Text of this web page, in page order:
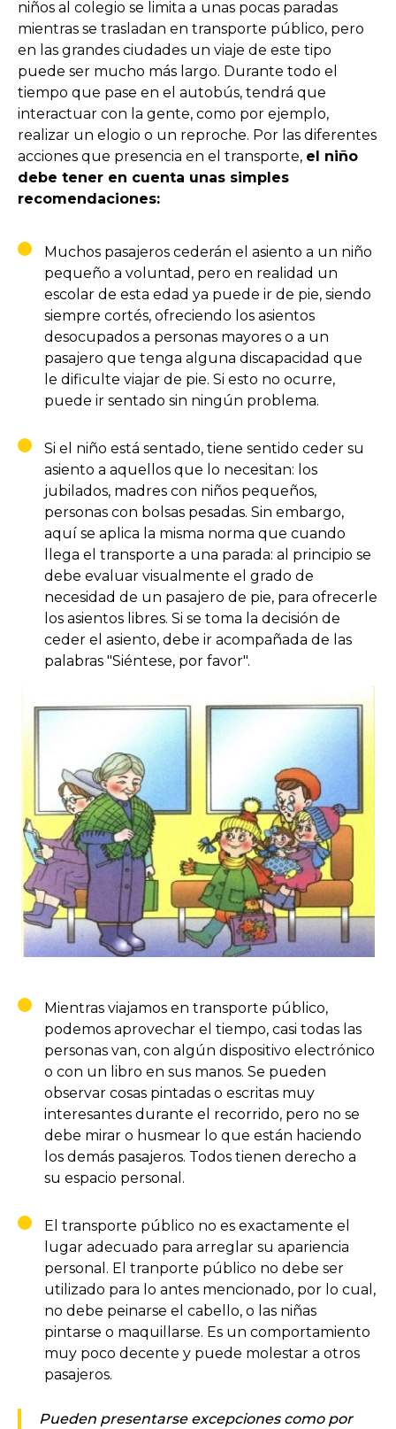
niños al colegio se limita a unas pocas paradas
mientras se trasladan en transporte público, pero
en las grandes ciudades un viaje de este tipo
puede ser mucho más largo. Durante todo el
tiempo que pase en el autobús, tendrá que
interactuar con la gente, como por ejemplo,
realizar un elogio o un reproche. Por las diferentes
acciones que presencia en el transporte, el niño
debe tener en cuenta unas simples
recomendaciones:
Muchos pasajeros cederán el asiento a un niño
pequeño a voluntad, pero en realidad un
escolar de esta edad ya puede ir de pie, siendo
siempre cortés, ofreciendo los asientos
desocupados a personas mayores o a un
pasajero que tenga alguna discapacidad que
le dificulte viajar de pie. Si esto no ocurre,
puede ir sentado sin ningún problema.
Si el niño está sentado, tiene sentido ceder su
asiento a aquellos que lo necesitan: los
jubilados, madres con niños pequeños,
personas con bolsas pesadas. Sin embargo,
aquí se aplica la misma norma que cuando
llega el transporte a una parada: al principio se
debe evaluar visualmente el grado de
necesidad de un pasajero de pie, para ofrecerle
los asientos libres. Si se toma la decisión de
ceder el asiento, debe ir acompañada de las
palabras "Siéntese, por favor".
Mientras viajamos en transporte público,
podemos aprovechar el tiempo, casi todas las
personas van, con algún dispositivo electrónico
o con un libro en sus manos. Se pueden
observar cosas pintadas o escritas muy
interesantes durante el recorrido, pero no se
debe mirar o husmear lo que están haciendo
los demás pasajeros. Todos tienen derecho a
su espacio personal.
El transporte público no es exactamente el
lugar adecuado para arreglar su apariencia
personal. El tranporte público no debe ser
utilizado para lo antes mencionado, por lo cual,
no debe peinarse el cabello, o las niñas
pintarse o maquillarse. Es un comportamiento
muy poco decente y puede molestar a otros
pasajeros.
Pueden presentarse excepciones como por